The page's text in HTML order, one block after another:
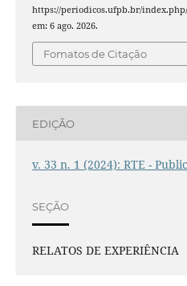
https://periodicos.ufpb.br/
em: 6 ago. 2026.
Fomatos de Citação
EDIÇÃO
v. 33 n. 1 (2024): RTE -
SEÇÃO
RELATOS DE EXPERIÊNCIA